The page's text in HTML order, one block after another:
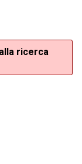
ricerca